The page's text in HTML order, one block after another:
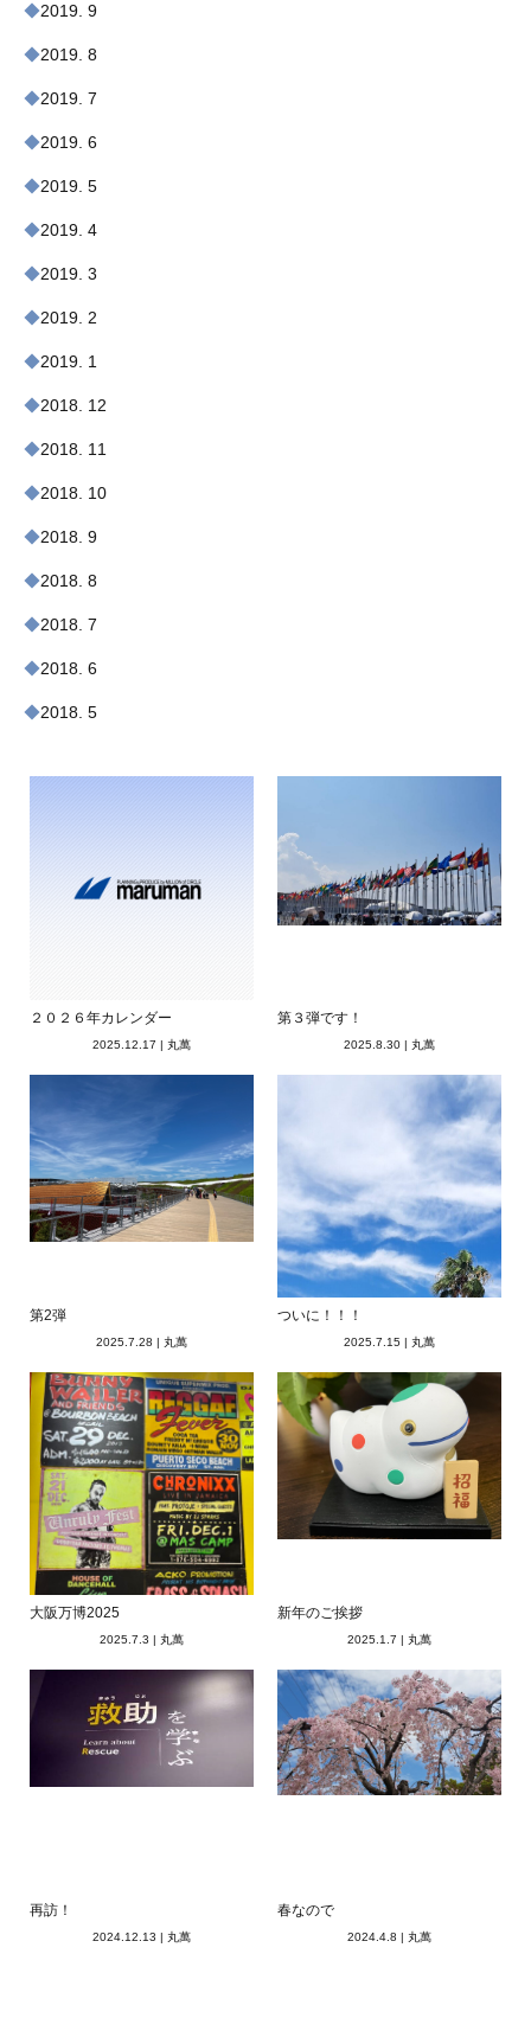
2019. 9
2019. 8
2019. 7
2019. 6
2019. 5
2019. 4
2019. 3
2019. 2
2019. 1
2018. 12
2018. 11
2018. 10
2018. 9
2018. 8
2018. 7
2018. 6
2018. 5
２０２６年カレンダー
2025.12.17 | 丸萬
第３弾です！
2025.8.30| 丸萬
第2弾
2025.7.28 | 丸萬
ついに！！！
2025.7.15 | 丸萬
大阪万博2025
2025.7.3 | 丸萬
新年のご挨拶
2025.1.7 | 丸萬
再訪！
2024.12.13 | 丸萬
春なので
2024.4.8 | 丸萬